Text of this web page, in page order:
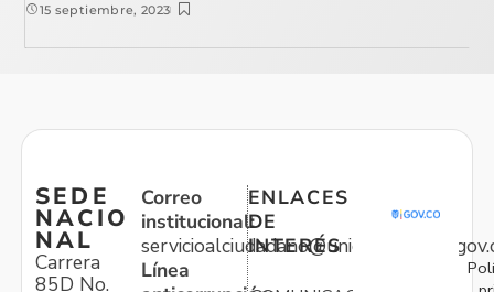
15 septiembre, 2023
SEDE
NACIO
NAL
Carrera
85D No.
Correo
institucional:
Línea
ENLACES
DE
INTERÉS